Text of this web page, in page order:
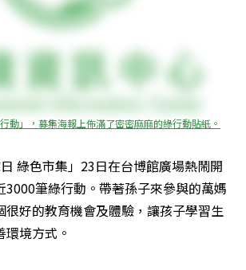
動」，募集海報上佈滿了密密麻麻的綠行動貼紙。
綠色市集」23日在台博館廣場熱鬧開
3000筆綠行動。帶著孫子來參與的萬媽
很好的教育機會及體驗，讓孩子學習生
境方式。